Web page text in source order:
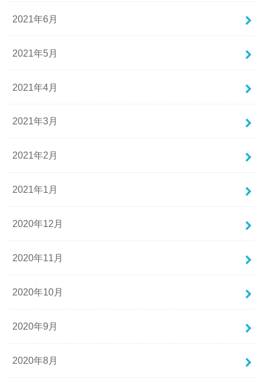
2021年6月
2021年5月
2021年4月
2021年3月
2021年2月
2021年1月
2020年12月
2020年11月
2020年10月
2020年9月
2020年8月